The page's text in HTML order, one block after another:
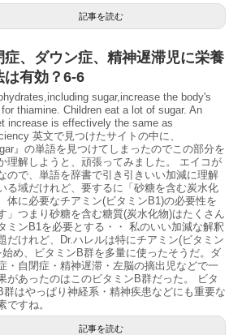
記事を読む
症、ダウン症、精神遅滞児に栄養
は有効？6-6
sugar,increase the body's
for thiamine. Children eat a lot of sugar. An
increase is effectively the same as
英文で見つけたサイトの中に、
』の単語を見つけてしまったのでこの部分を
理解しようと、頑張ってみました。 エイコが
ので、単語を辞書で引き引きいい加減に理解
る域だけれど、要するに「砂糖を含む炭水化
体に必要なチアミン(ビタミンB1)の必要性を
」つまり砂糖を含む糖質(炭水化物)はたくさん
ミンB1を必要とする・・ 私のいい加減な解釈
だけれど、Dr.ハレルは特にチアミン(ビタミン
始め、ビタミンB群を多量に使ったそうだ。ダ
・自閉症・精神遅滞・左脳の摘出児などで一
があったのはこのビタミンB群だった。 ビタ
群はやっぱり神経系・精神疾患などにも重要な
ですね。
記事を読む